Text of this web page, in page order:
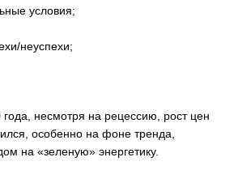
условия;
неуспехи;
несмотря на рецессию, рост цен
особенно на фоне тренда,
на «зеленую» энергетику.